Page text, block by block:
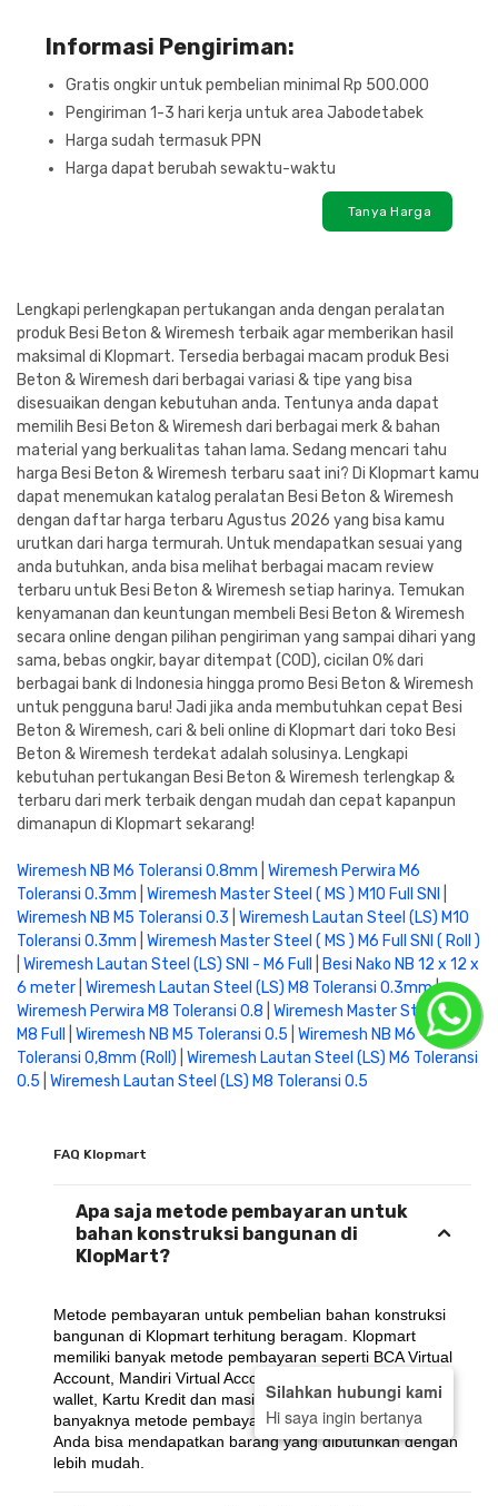
Informasi Pengiriman:
Gratis ongkir untuk pembelian minimal Rp 500.000
Pengiriman 1-3 hari kerja untuk area Jabodetabek
Harga sudah termasuk PPN
Harga dapat berubah sewaktu-waktu
Tanya Harga
Lengkapi perlengkapan pertukangan anda dengan peralatan
produk Besi Beton & Wiremesh terbaik agar memberikan hasil
maksimal di Klopmart. Tersedia berbagai macam produk Besi
Beton & Wiremesh dari berbagai variasi & tipe yang bisa
disesuaikan dengan kebutuhan anda. Tentunya anda dapat
memilih Besi Beton & Wiremesh dari berbagai merk & bahan
material yang berkualitas tahan lama. Sedang mencari tahu
harga Besi Beton & Wiremesh terbaru saat ini? Di Klopmart kamu
dapat menemukan katalog peralatan Besi Beton & Wiremesh
dengan daftar harga terbaru Agustus 2026 yang bisa kamu
urutkan dari harga termurah. Untuk mendapatkan sesuai yang
anda butuhkan, anda bisa melihat berbagai macam review
terbaru untuk Besi Beton & Wiremesh setiap harinya. Temukan
kenyamanan dan keuntungan membeli Besi Beton & Wiremesh
secara online dengan pilihan pengiriman yang sampai dihari yang
sama, bebas ongkir, bayar ditempat (COD), cicilan 0% dari
berbagai bank di Indonesia hingga promo Besi Beton & Wiremesh
untuk pengguna baru! Jadi jika anda membutuhkan cepat Besi
Beton & Wiremesh, cari & beli online di Klopmart dari toko Besi
Beton & Wiremesh terdekat adalah solusinya. Lengkapi
kebutuhan pertukangan Besi Beton & Wiremesh terlengkap &
terbaru dari merk terbaik dengan mudah dan cepat kapanpun
dimanapun di Klopmart sekarang!
Wiremesh NB M6 Toleransi 0.8mm Wiremesh Perwira M6
Toleransi 0.3mm Wiremesh Master Steel ( MS ) M10 Full SNI
Wiremesh NB M5 Toleransi 0.3 Wiremesh Lautan Steel (LS) M10
Toleransi 0.3mm Wiremesh Master Steel ( MS ) M6 Full SNI ( Roll )
Wiremesh Lautan Steel (LS) SNI - M6 Full
Besi Nako NB 12 x 12 x
6 meter Wiremesh Lautan Steel (LS) M8 Toleransi 0.3mm|
Wiremesh Perwira M8 Toleransi 0.8 Wiremesh Master Steel ( MS )
M8 Full
Wiremesh NB M5 Toleransi 0.5 Wiremesh NB M6
Toleransi 0,8mm (Roll) Wiremesh Lautan Steel (LS) M6 Toleransi
0.5 Wiremesh Lautan Steel (LS) M8 Toleransi 0.5
FAQ Klopmart
Apa saja metode pembayaran untuk
bahan konstruksi bangunan di
KlopMart?
Metode pembayaran untuk pembelian bahan konstruksi
bangunan di Klopmart terhitung beragam. Klopmart
memiliki banyak metode pembayaran seperti BCA Virtual
Account, Mandiri Virtual Account, BRI Virtual Account, E-
wallet, Kartu Kredit dan masih banyak lagi.. Dengan
banyaknya metode pembayaran yang ada di KlopMart,
Anda bisa mendapatkan barang yang dibutuhkan dengan
lebih mudah.
Silahkan hubungi kami
Hi saya ingin bertanya